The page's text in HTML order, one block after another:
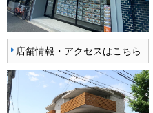
店舗情報・アクセスはこちら